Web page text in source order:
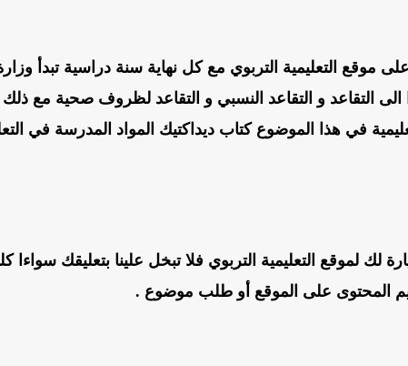
موقع التعليمية التربوي مع كل نهاية سنة دراسية تبدأ
الى التقاعد و التقاعد النسبي و التقاعد لظروف صحية مع ذلك
في هذا الموضوع كتاب ديداكتيك المواد المدرسة في
لك لموقع التعليمية التربوي فلا تبخل علينا بتعليقك
المحتوى على الموقع أو طلب موضوع .